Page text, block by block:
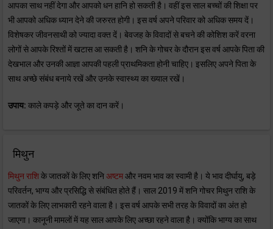
आपका साथ नहीं देगा और आपको धन हानि हो सकती है। वहीं इस साल बच्चों की शिक्षा पर
भी आपको अधिक ध्यान देने की जरुरत होगी। इस वर्ष अपने परिवार को अधिक समय दें।
विशेषकर जीवनसाथी को ज्यादा वक्त दें। बेवजह के विवादों से बचने की कोशिश करें वरना
लोगों से आपके रिश्तों में खटास आ सकती है। शनि के गोचर के दौरान इस वर्ष आपके पिता की
देखभाल और उनकी आज्ञा आपकी पहली प्राथमिकता होनी चाहिए। इसलिए अपने पिता के
साथ अच्छे संबंध बनाये रखें और उनके स्वास्थ्य का ख्याल रखें।
उपाय: काले कपड़े और जूते का दान करें।
मिथुन
मिथुन राशिके जातकों के लिए शनिअष्टमऔर नवम भाव का स्वामी है। ये भाव दीर्घायु, बड़े
परिवर्तन, भाग्य और प्रसिद्धि से संबंधित होते हैं। साल 2019 में शनि गोचर मिथुन राशि के
जातकों के लिए लाभकारी रहने वाला है। इस वर्ष आपके सभी तरह के विवादों का अंत हो
जाएगा। कानूनी मामलों में यह साल आपके लिए अच्छा रहने वाला है। क्योंकि भाग्य का साथ